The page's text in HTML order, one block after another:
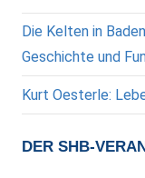
Die Kelten in
Geschichte und
Kurt Oesterle:
DER SHB-